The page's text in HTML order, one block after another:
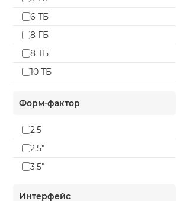
6 ТБ
8 ГБ
8 ТБ
10 ТБ
14 ТБ
16 ГБ
16 ТБ
32 ГБ
Форм-фактор
2.5
2.5"
3.5"
Интерфейс